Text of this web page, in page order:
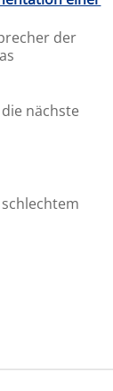
der
nächste